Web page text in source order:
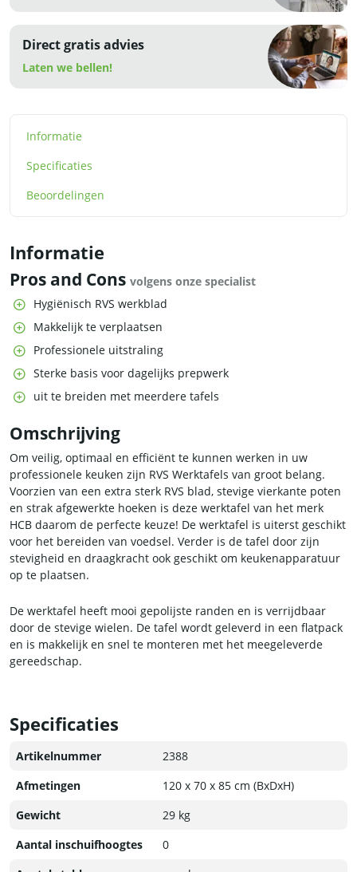
Direct gratis advies
Laten we bellen!
Informatie
Specificaties
Beoordelingen
Informatie
Pros and Cons volgens onze specialist
Hygiënisch RVS werkblad
Makkelijk te verplaatsen
Professionele uitstraling
Sterke basis voor dagelijks prepwerk
uit te breiden met meerdere tafels
Omschrijving
Om veilig, optimaal en efficiënt te kunnen werken in uw
professionele keuken zijn RVS Werktafels van groot belang.
Voorzien van een extra sterk RVS blad, stevige vierkante poten
en strak afgewerkte hoeken is deze werktafel van het merk
HCB daarom de perfecte keuze! De werktafel is uiterst geschikt
voor het bereiden van voedsel. Verder is de tafel door zijn
stevigheid en draagkracht ook geschikt om keukenapparatuur
op te plaatsen.
De werktafel heeft mooi gepolijste randen en is verrijdbaar
door de stevige wielen. De tafel wordt geleverd in een flatpack
en is makkelijk en snel te monteren met het meegeleverde
gereedschap.
Specificaties
Artikelnummer
2388
Afmetingen
120 x 70 x 85 cm (BxDxH)
Gewicht
29 kg
Aantal inschuifhoogtes
0